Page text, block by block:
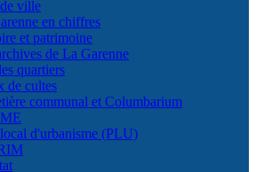
ville
en chiffres
et patrimoine
de La Garenne
quartiers
de cultes
communal et Columbarium
d'urbanisme (PLU)